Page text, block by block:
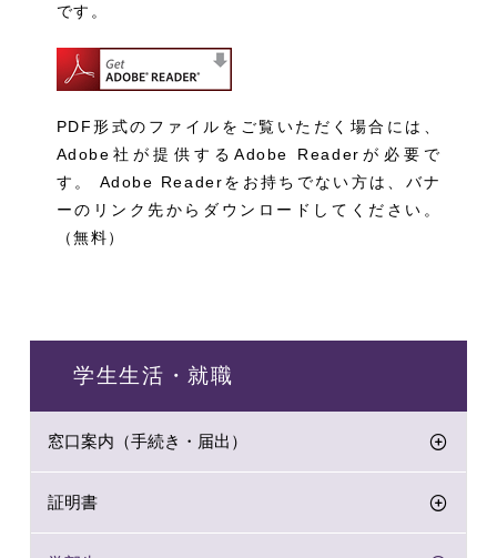
です。
PDF形式のファイルをご覧いただく場合には、
Adobe社が提供するAdobe Readerが必要で
す。 Adobe Readerをお持ちでない方は、バナ
ーのリンク先からダウンロードしてください。
（無料）
学生生活・就職
窓口案内（手続き・届出）
証明書